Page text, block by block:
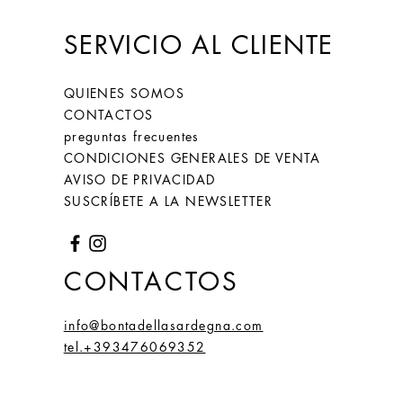
SERVICIO AL CLIENTE
QUIENES SOMOS
CONTACTOS
preguntas frecuentes
CONDICIONES GENERALES DE VENTA
AVISO DE PRIVACIDAD
SUSCRÍBETE A LA NEWSLETTER
CONTACTOS
info@bontadellasardegna.com
tel.+393476069352